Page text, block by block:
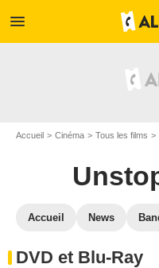
menu
Accueil Cinéma Tous les films
Accueil News
DVD et Blu-Ray